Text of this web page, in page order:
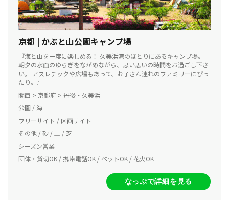
京都 | かぶと山公園キャンプ場
『海と山を一度に楽しめる！ 久美浜湾のほとりにあるキャンプ場。
朝夕の水面のゆらぎをながめながら、思い思いの時間をお過ごし下さ
い。 アスレチックや広場もあって、お子さん連れのファミリーにぴっ
たり。』
関西 > 京都府 > 丹後・久美浜
公園 / 海
フリーサイト / 区画サイト
その他 / 砂 / 土 / 芝
シーズン営業
団体・貸切OK / 携帯電話OK / ペットOK / 花火OK
なっぷで詳細を見る